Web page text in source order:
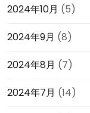
2024年10月 (5)
2024年9月 (8)
2024年8月 (7)
2024年7月 (14)